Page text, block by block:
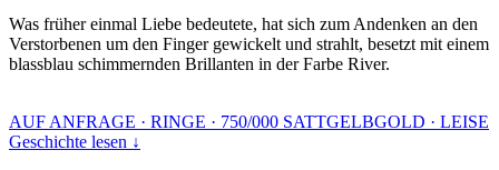
Was früher einmal Liebe bedeutete, hat sich zum Andenken an den
Verstorbenen um den Finger gewickelt und strahlt, besetzt mit einem
blassblau schimmernden Brillanten in der Farbe River.
AUF ANFRAGE · RINGE · 750/000 SATTGELBGOLD · LEISE
Geschichte lesen ↓